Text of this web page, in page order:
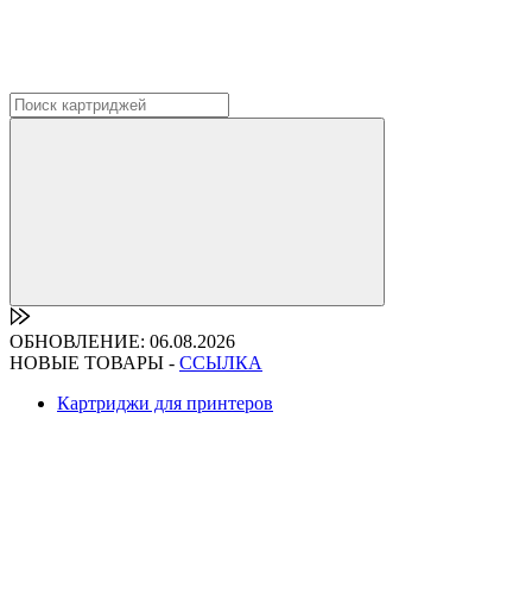
ОБНОВЛЕНИЕ: 06.08.2026
НОВЫЕ ТОВАРЫ - ССЫЛКА
Картриджи для принтеров